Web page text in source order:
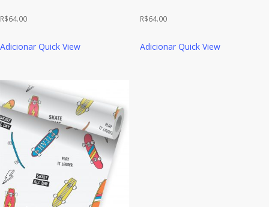
R$64.00
Adicionar Quick View
R$64.00
Adicionar Quick View